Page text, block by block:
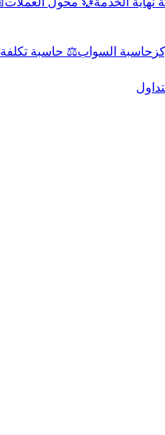
حاسبة السواب⚖️ حاسبة تكلفة